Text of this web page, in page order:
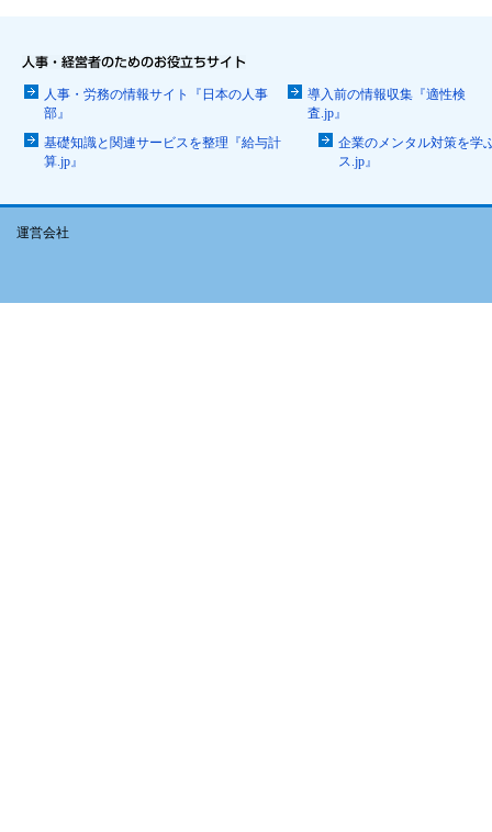
人事・労務の情報サイト『日本の人事
部』
導入前の情報収集『適性検
査.jp』
基礎知識と関連サービスを整理『給与計
算.jp』
企業のメンタル対策を学
ス.jp』
運営会社